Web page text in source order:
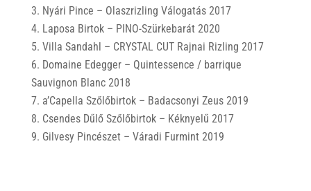
Nyári Pince – Olaszrizling Válogatás 2017
Laposa Birtok – PINO-Szürkebarát 2020
Villa Sandahl – CRYSTAL CUT Rajnai Rizling 2017
Domaine Edegger – Quintessence / barrique
Sauvignon Blanc 2018
a’Capella Szőlőbirtok – Badacsonyi Zeus 2019
Csendes Dűlő Szőlőbirtok – Kéknyelű 2017
Gilvesy Pincészet – Váradi Furmint 2019